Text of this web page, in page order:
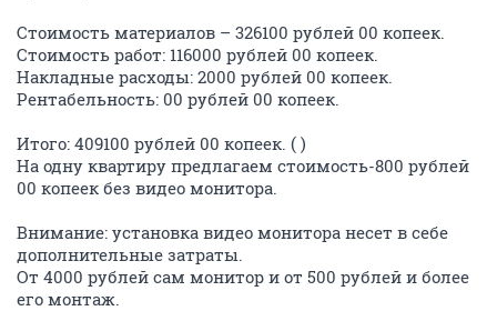
Стоимость материалов – 326100 рублей 00 копеек.
Стоимость работ: 116000 рублей 00 копеек.
Накладные расходы: 2000 рублей 00 копеек.
Рентабельность: 00 рублей 00 копеек.
Итого: 409100 рублей 00 копеек. ( )
На одну квартиру предлагаем стоимость-800 рублей
00 копеек без видео монитора.
Внимание: установка видео монитора несет в себе
дополнительные затраты.
От 4000 рублей сам монитор и от 500 рублей и более
его монтаж.